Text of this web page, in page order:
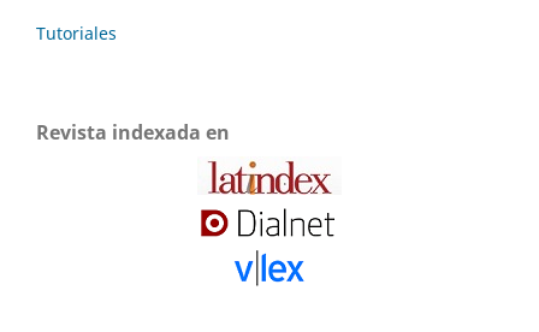
Tutoriales
Revista indexada en